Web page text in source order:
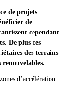
de projets
de
cependant
De plus ces
des terrains
renouvelables.
d’accélération.